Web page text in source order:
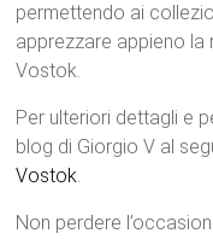
permettendo ai
apprezzare appieno la
Vostok.
Per ulteriori dettagli e
blog di Giorgio V al
Vostok.
Non perdere